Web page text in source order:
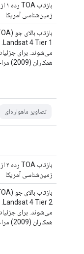
زمین‌شناسی آمریکا
همکاران (2009) مراجعه کنید.
تصاویر ماهواره‌ای
زمین‌شناسی آمریکا
همکاران (2009) مراجعه کنید.